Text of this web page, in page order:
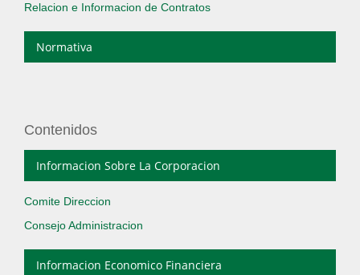
Relacion e Informacion de Contratos
Normativa
Contenidos
Informacion Sobre La Corporacion
Comite Direccion
Consejo Administracion
Informacion Economico Financiera